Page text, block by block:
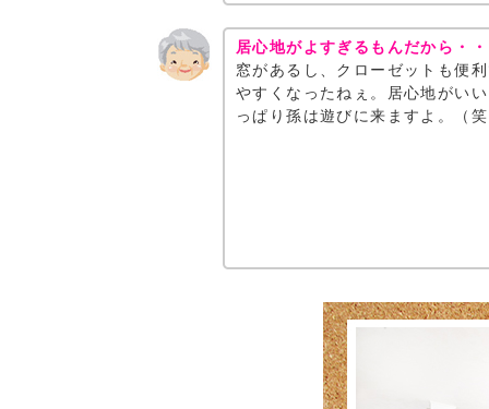
居心地がよすぎるもんだから・
窓があるし、クローゼットも便
やすくなったねぇ。居心地がい
っぱり孫は遊びに来ますよ。（